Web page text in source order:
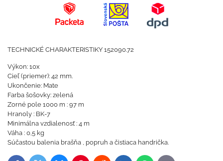
TECHNICKÉ CHARAKTERISTIKY 152090.72
Výkon: 10x
Cieľ (priemer): 42 mm.
Ukončenie: Mate
Farba šošovky: zelená
Zorné pole 1000 m : 97 m
Hranoly : BK-7
Minimálna vzdialenosť : 4 m
Váha : 0,5 kg
Súčastou balenia brašňa , popruh a čistiaca handrička.